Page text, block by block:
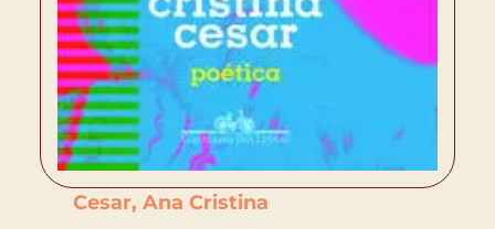
Cesar, Ana Cristina